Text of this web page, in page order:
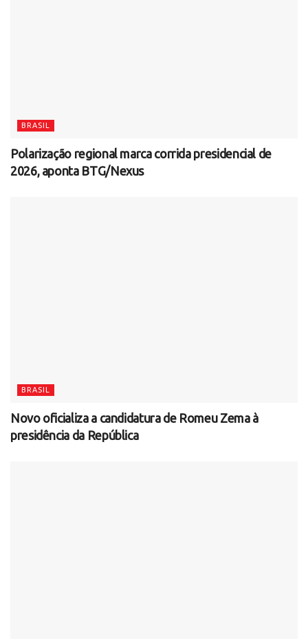
BRASIL
Polarização regional marca corrida presidencial de
2026, aponta BTG/Nexus
BRASIL
Novo oficializa a candidatura de Romeu Zema à
presidência da República